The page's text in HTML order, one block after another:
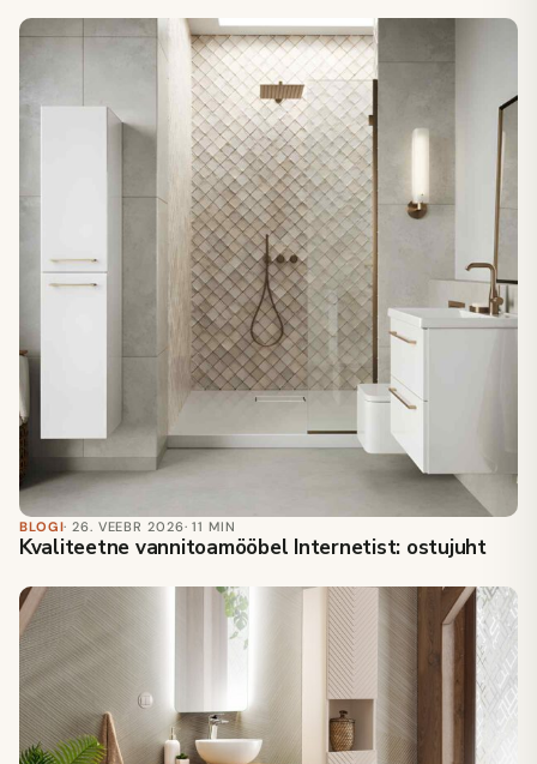
BLOGI· 26. VEEBR 2026· 11 MIN
Kvaliteetne vannitoamööbel Internetist: ostujuht